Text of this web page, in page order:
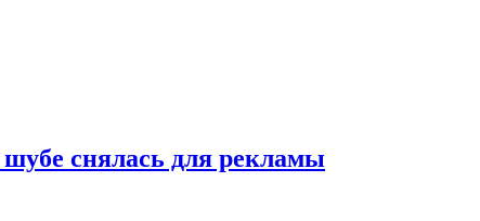
снялась для рекламы